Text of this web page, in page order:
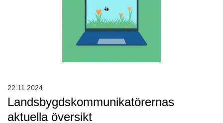
Landsbygdskommunikatörernas
aktuella översikt
22.11.2024